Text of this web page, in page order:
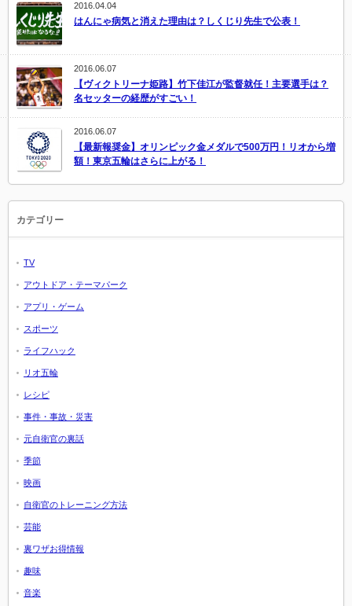
2016.04.04
はんにゃ病気と消えた理由は？しくじり先生で公表！
2016.06.07
【ヴィクトリーナ姫路】竹下佳江が監督就任！主要選手は？
名セッターの経歴がすごい！
2016.06.07
【最新報奨金】オリンピック金メダルで500万円！リオから増
額！東京五輪はさらに上がる！
カテゴリー
TV
アウトドア・テーマパーク
アプリ・ゲーム
スポーツ
ライフハック
リオ五輪
レシピ
事件・事故・災害
元自衛官の裏話
季節
映画
自衛官のトレーニング方法
芸能
裏ワザお得情報
趣味
音楽